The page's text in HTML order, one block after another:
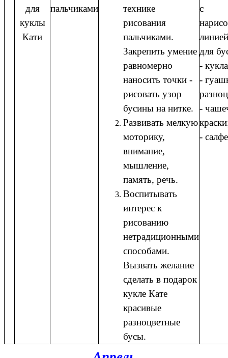
для
куклы
Кати
пальчиками
технике
рисования
пальчиками.
Закрепить умение
равномерно
наносить точки -
рисовать узор
бусины на нитке.
Развивать мелкую
моторику,
внимание,
мышление,
память, речь.
Воспитывать
интерес к
рисованию
нетрадиционными
способами.
Вызвать желание
сделать в подарок
кукле Кате
красивые
разноцветные
бусы.
с
для
-
-
-
-